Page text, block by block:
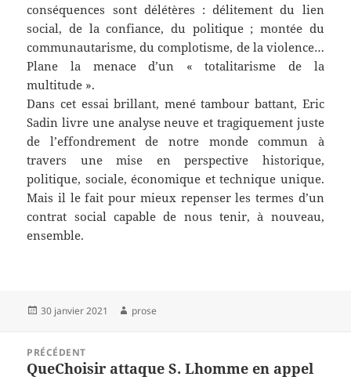
conséquences sont délétères : délitement du lien
social, de la confiance, du politique ; montée du
communautarisme, du complotisme, de la violence…
Plane la menace d’un « totalitarisme de la
multitude ».
Dans cet essai brillant, mené tambour battant, Eric
Sadin livre une analyse neuve et tragiquement juste
de l’effondrement de notre monde commun à
travers une mise en perspective historique,
politique, sociale, économique et technique unique.
Mais il le fait pour mieux repenser les termes d’un
contrat social capable de nous tenir, à nouveau,
ensemble.
Publié
30 janvier 2021 Auteur
prose
l’article
PRÉCÉDENT
Article
QueChoisir attaque S. Lhomme en appel